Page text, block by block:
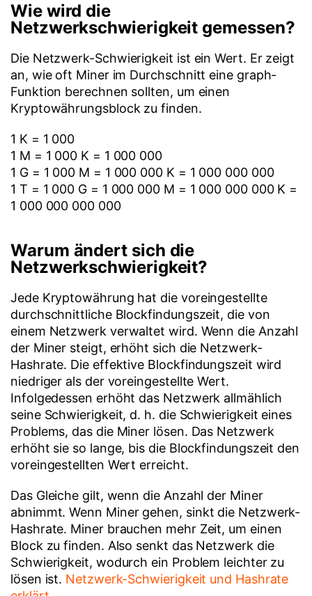
Wie wird die
Netzwerkschwierigkeit gemessen?
Die Netzwerk-Schwierigkeit ist ein Wert. Er zeigt
an, wie oft Miner im Durchschnitt eine graph-
Funktion berechnen sollten, um einen
Kryptowährungsblock zu finden.
1 K = 1 000
1 M = 1 000 K = 1 000 000
1 G = 1 000 M = 1 000 000 K = 1 000 000 000
1 T = 1 000 G = 1 000 000 M = 1 000 000 000 K =
1 000 000 000 000
Warum ändert sich die
Netzwerkschwierigkeit?
Jede Kryptowährung hat die voreingestellte
durchschnittliche Blockfindungszeit, die von
einem Netzwerk verwaltet wird. Wenn die Anzahl
der Miner steigt, erhöht sich die Netzwerk-
Hashrate. Die effektive Blockfindungszeit wird
niedriger als der voreingestellte Wert.
Infolgedessen erhöht das Netzwerk allmählich
seine Schwierigkeit, d. h. die Schwierigkeit eines
Problems, das die Miner lösen. Das Netzwerk
erhöht sie so lange, bis die Blockfindungszeit den
voreingestellten Wert erreicht.
Das Gleiche gilt, wenn die Anzahl der Miner
abnimmt. Wenn Miner gehen, sinkt die Netzwerk-
Hashrate. Miner brauchen mehr Zeit, um einen
Block zu finden. Also senkt das Netzwerk die
Schwierigkeit, wodurch ein Problem leichter zu
lösen ist. Netzwerk-Schwierigkeit und Hashrate